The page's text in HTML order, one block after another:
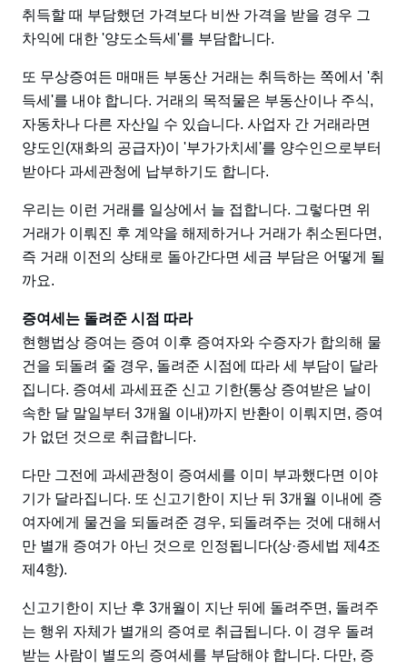
취득할 때 부담했던 가격보다 비싼 가격을 받을 경우 그
차익에 대한 '양도소득세'를 부담합니다.
또 무상증여든 매매든 부동산 거래는 취득하는 쪽에서 '취
득세'를 내야 합니다. 거래의 목적물은 부동산이나 주식,
자동차나 다른 자산일 수 있습니다. 사업자 간 거래라면
양도인(재화의 공급자)이 '부가가치세'를 양수인으로부터
받아다 과세관청에 납부하기도 합니다.
우리는 이런 거래를 일상에서 늘 접합니다. 그렇다면 위
거래가 이뤄진 후 계약을 해제하거나 거래가 취소된다면,
즉 거래 이전의 상태로 돌아간다면 세금 부담은 어떻게 될
까요.
증여세는 돌려준 시점 따라
현행법상 증여는 증여 이후 증여자와 수증자가 합의해 물
건을 되돌려 줄 경우, 돌려준 시점에 따라 세 부담이 달라
집니다. 증여세 과세표준 신고 기한(통상 증여받은 날이
속한 달 말일부터 3개월 이내)까지 반환이 이뤄지면, 증여
가 없던 것으로 취급합니다.
다만 그전에 과세관청이 증여세를 이미 부과했다면 이야
기가 달라집니다. 또 신고기한이 지난 뒤 3개월 이내에 증
여자에게 물건을 되돌려준 경우, 되돌려주는 것에 대해서
만 별개 증여가 아닌 것으로 인정됩니다(상·증세법 제4조
제4항).
신고기한이 지난 후 3개월이 지난 뒤에 돌려주면, 돌려주
는 행위 자체가 별개의 증여로 취급됩니다. 이 경우 돌려
받는 사람이 별도의 증여세를 부담해야 합니다. 다만, 증